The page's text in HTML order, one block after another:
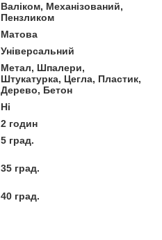
Валіком, Механізований,
Пензликом
Матова
Універсальний
Метал, Шпалери,
Штукатурка, Цегла, Пластик,
Дерево, Бетон
Ні
2 годин
5 град.
35 град.
40 град.